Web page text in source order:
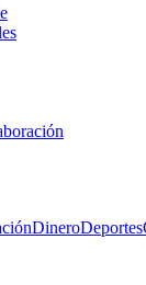
DineroDeportes